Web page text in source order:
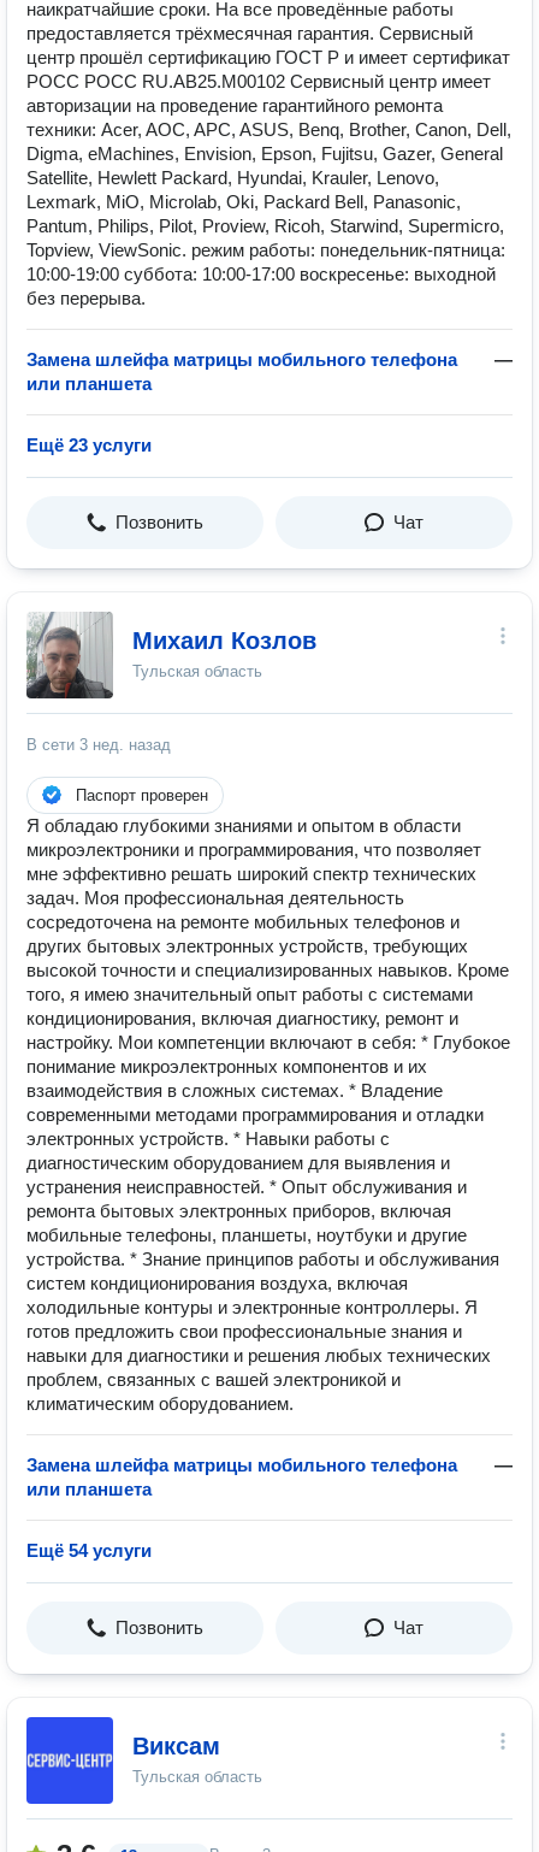
наикратчайшие сроки. На все проведённые работы
предоставляется трёхмесячная гарантия. Сервисный
центр прошёл сертификацию ГОСТ Р и имеет сертификат
РОСС РОСС RU.AB25.M00102 Сервисный центр имеет
авторизации на проведение гарантийного ремонта
техники: Acer, AOC, APC, ASUS, Benq, Brother, Canon, Dell,
Digma, eMachines, Envision, Epson, Fujitsu, Gazer, General
Satellite, Hewlett Packard, Hyundai, Krauler, Lenovo,
Lexmark, MiO, Microlab, Oki, Packard Bell, Panasonic,
Pantum, Philips, Pilot, Proview, Ricoh, Starwind, Supermicro,
Topview, ViewSonic. режим работы: понедельник-пятница:
10:00-19:00 суббота: 10:00-17:00 воскресенье: выходной
без перерыва.
Замена шлейфа матрицы мобильного телефона
или планшета
—
Ещё 23 услуги
Позвонить Чат
Михаил Козлов
Тульская область
В сети 3 нед. назад
Паспорт проверен
Я обладаю глубокими знаниями и опытом в области
микроэлектроники и программирования, что позволяет
мне эффективно решать широкий спектр технических
задач. Моя профессиональная деятельность
сосредоточена на ремонте мобильных телефонов и
других бытовых электронных устройств, требующих
высокой точности и специализированных навыков. Кроме
того, я имею значительный опыт работы с системами
кондиционирования, включая диагностику, ремонт и
настройку. Мои компетенции включают в себя: * Глубокое
понимание микроэлектронных компонентов и их
взаимодействия в сложных системах. * Владение
современными методами программирования и отладки
электронных устройств. * Навыки работы с
диагностическим оборудованием для выявления и
устранения неисправностей. * Опыт обслуживания и
ремонта бытовых электронных приборов, включая
мобильные телефоны, планшеты, ноутбуки и другие
устройства. * Знание принципов работы и обслуживания
систем кондиционирования воздуха, включая
холодильные контуры и электронные контроллеры. Я
готов предложить свои профессиональные знания и
навыки для диагностики и решения любых технических
проблем, связанных с вашей электроникой и
климатическим оборудованием.
Замена шлейфа матрицы мобильного телефона
или планшета
—
Ещё 54 услуги
Позвонить Чат
Виксам
Тульская область